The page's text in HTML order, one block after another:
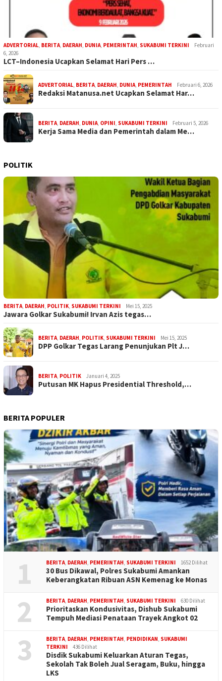
ADVERTORIAL, BERITA, DAERAH, DUNIA, PEMERINTAH, SUKABUMI TERKINI
Februari
6, 2026
LCT–Indonesia Ucapkan Selamat Hari Pers …
ADVERTORIAL, BERITA, DAERAH, DUNIA, PEMERINTAH Februari 6, 2026
Redaksi Matanusa.net Ucapkan Selamat Har…
BERITA, DAERAH, DUNIA, OPINI, SUKABUMI TERKINI Februari 5, 2026
Kerja Sama Media dan Pemerintah dalam Me…
POLITIK
BERITA, DAERAH, POLITIK, SUKABUMI TERKINI Mei 15, 2025
Jawara Golkar Sukabumi! Irvan Azis tegas…
BERITA, DAERAH, POLITIK, SUKABUMI TERKINI Mei 15, 2025
DPP Golkar Tegas Larang Penunjukan Plt J…
BERITA, POLITIK Januari 4, 2025
Putusan MK Hapus Presidential Threshold,…
BERITA POPULER
1 BERITA, DAERAH, PEMERINTAH, SUKABUMI TERKINI 1652 Dilihat
30 Bus Dikawal, Polres Sukabumi Amankan
Keberangkatan Ribuan ASN Kemenag ke Monas
2 BERITA, DAERAH, PEMERINTAH, SUKABUMI TERKINI 630 Dilihat
Prioritaskan Kondusivitas, Dishub Sukabumi
Tempuh Mediasi Penataan Trayek Angkot 02
3 BERITA, DAERAH, PEMERINTAH, PENDIDIKAN, SUKABUMI
TERKINI
436 Dilihat
Disdik Sukabumi Keluarkan Aturan Tegas,
Sekolah Tak Boleh Jual Seragam, Buku, hingga
LKS